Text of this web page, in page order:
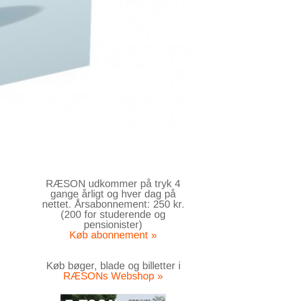
RÆSON udkommer på tryk 4
gange årligt og hver dag på
nettet. Årsabonnement: 250 kr.
(200 for studerende og
pensionister)
Køb abonnement »
Køb bøger, blade og billetter i
RÆSONs Webshop »